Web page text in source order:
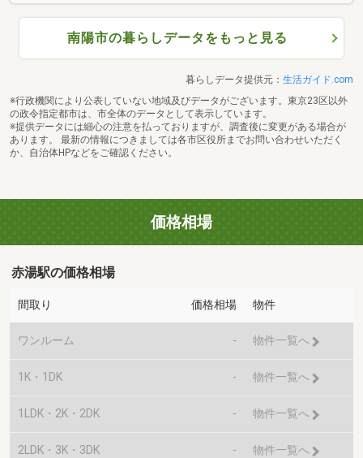
南陽市の暮らしデータをもっと見る
暮らしデータ提供元： 生活ガイド.com
※行政機関により公表していない地域及びデータがございます。東京23区以外
の政令指定都市は、市全体のデータとして表示しています。
※提供データには細心の注意を払っておりますが、調査後に変更がある場合が
あります。 最新の情報につきましては各市区役所までお問い合わせいただく
か、自治体HPなどをご確認ください。
価格相場
赤湯駅の価格相場
間取り 価格相場 物件
ワンルーム - 物件一覧へ
1K・1DK - 物件一覧へ
1LDK・2K・2DK - 物件一覧へ
2LDK・3K・3DK - 物件一覧へ